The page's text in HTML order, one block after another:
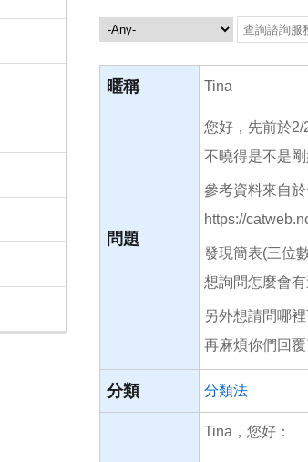
諮詢服務 Search
暱稱 Tina
問題
您好，先前於2/
不曉得是不是
參考資料來自
https://
發現簡表(三位
想詢問怎麼會
另外想請問哪
再麻煩你們回
分類 分類法
Tina，您好：